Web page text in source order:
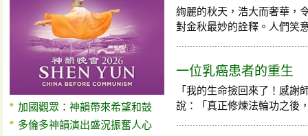
加國觀眾：神韻帶來希望和鼓
多倫多神韻演出盛況振奮人心
絢麗的秋天，浩大而奢華，
對金秋最妙的詮釋。人們笑
一位乳癌患者的重生
「我的生命撿回來了！感謝
說：「真正修煉法輪功之後